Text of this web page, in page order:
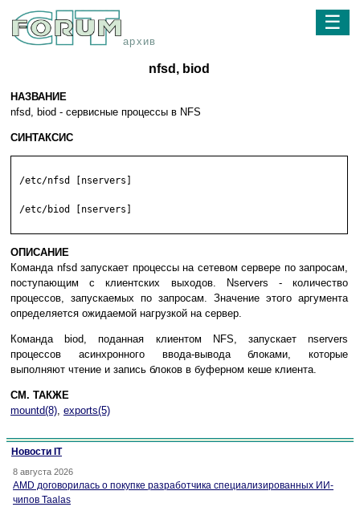
архив
☰
nfsd, biod
НАЗВАНИЕ
nfsd, biod - сервисные процессы в NFS
СИНТАКСИС
/etc/nfsd [nservers]
/etc/biod [nservers]
ОПИСАНИЕ
Команда nfsd запускает процессы на сетевом сервере по запросам,
поступающим с клиентских выходов. Nservers - количество
процессов, запускаемых по запросам. Значение этого аргумента
определяется ожидаемой нагрузкой на сервер.
Команда biod, поданная клиентом NFS, запускает nservers
процессов асинхронного ввода-вывода блоками, которые
выполняют чтение и запись блоков в буферном кеше клиента.
СМ. ТАКЖЕ
mountd(8), exports(5)
Новости IT
8 августа 2026
AMD договорилась о покупке разработчика специализированных ИИ-
чипов Taalas